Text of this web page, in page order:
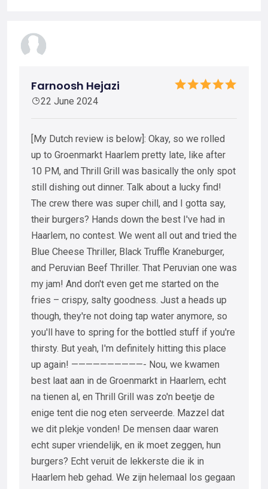
Farnoosh Hejazi
22 June 2024
[My Dutch review is below]: Okay, so we rolled
up to Groenmarkt Haarlem pretty late, like after
10 PM, and Thrill Grill was basically the only spot
still dishing out dinner. Talk about a lucky find!
The crew there was super chill, and I gotta say,
their burgers? Hands down the best I've had in
Haarlem, no contest. We went all out and tried the
Blue Cheese Thriller, Black Truffle Kraneburger,
and Peruvian Beef Thriller. That Peruvian one was
my jam! And don't even get me started on the
fries – crispy, salty goodness. Just a heads up
though, they're not doing tap water anymore, so
you'll have to spring for the bottled stuff if you're
thirsty. But yeah, I'm definitely hitting this place
up again! ——————————- Nou, we kwamen
best laat aan in de Groenmarkt in Haarlem, echt
na tienen al, en Thrill Grill was zo'n beetje de
enige tent die nog eten serveerde. Mazzel dat
we dit plekje vonden! De mensen daar waren
echt super vriendelijk, en ik moet zeggen, hun
burgers? Echt veruit de lekkerste die ik in
Haarlem heb gehad. We zijn helemaal los gegaan